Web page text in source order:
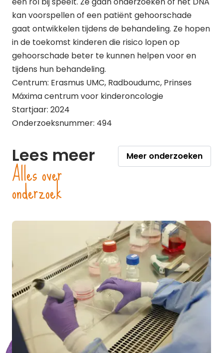
kan voorspellen of een patiënt gehoorschade
gaat ontwikkelen tijdens de behandeling. Ze hopen
in de toekomst kinderen die risico lopen op
gehoorschade beter te kunnen helpen voor en
tijdens hun behandeling.
Centrum: Erasmus UMC, Radboudumc, Prinses
Máxima centrum voor kinderoncologie
Startjaar: 2024
Onderzoeksnummer: 494
Lees meer
Alles over
onderzoek
Meer onderzoeken